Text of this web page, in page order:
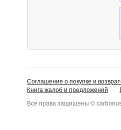
Соглашение о покупке и
Книга жалоб и предложений
Все права защищены ©